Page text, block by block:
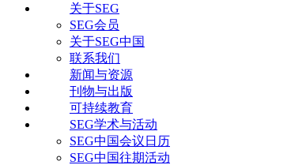
关于SEG
SEG会员
关于SEG中国
联系我们
新闻与资源
刊物与出版
可持续教育
SEG学术与活动
SEG中国会议日历
SEG中国往期活动